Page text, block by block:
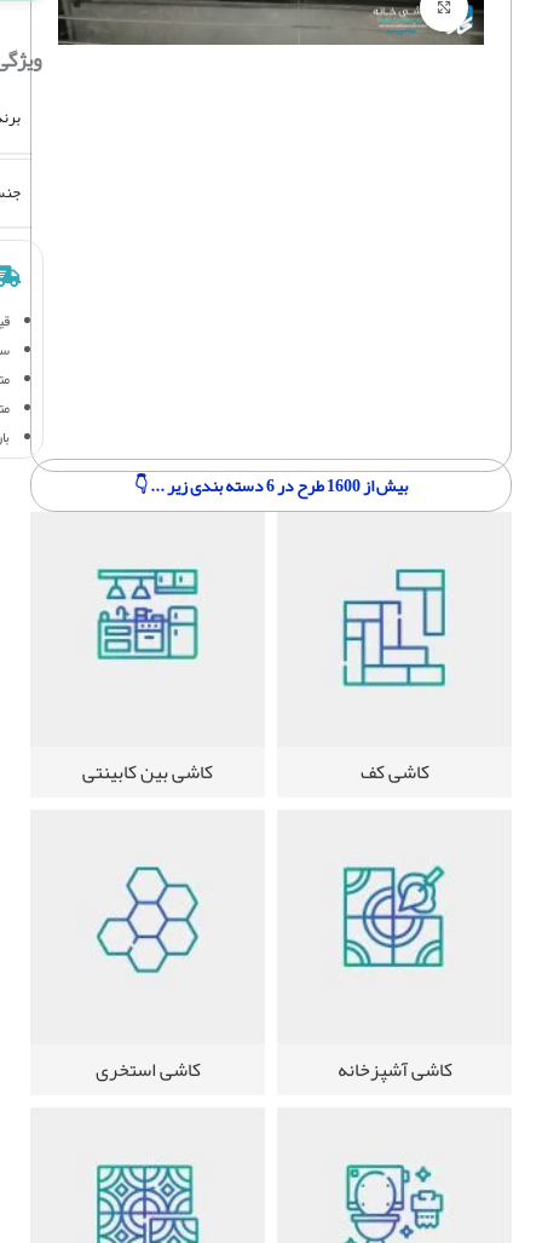
برای بزرگنمایی کلیک کنید
بیش از 1600 طرح در 6 دسته بندی زیر ... 👇
کاشی کف کاشی بین کابینتی
کاشی آشپزخانه کاشی استخری